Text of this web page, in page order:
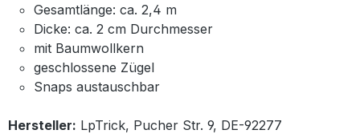
Gesamtlänge: ca. 2,4 m
Dicke: ca. 2 cm Durchmesser
mit Baumwollkern
geschlossene Zügel
Snaps austauschbar
Hersteller: LpTrick, Pucher Str. 9, DE-92277